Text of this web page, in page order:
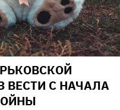
ВЕСТИ С НАЧАЛА